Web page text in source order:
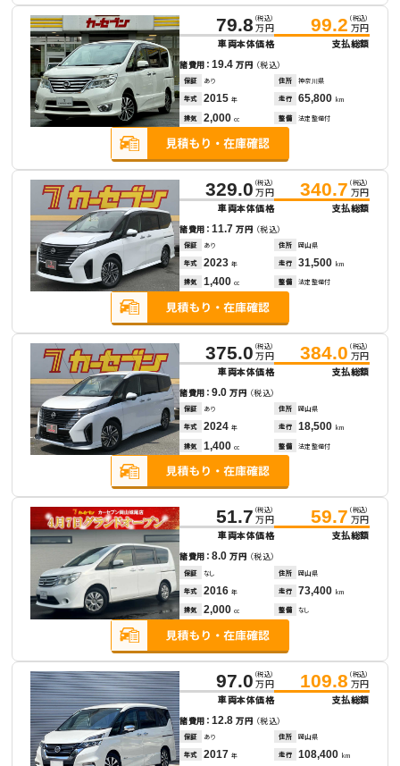
79.8 （税込）
万円
車両本体価格
99.2 （税込）
万円
支払総額
諸費用：19.4万円 （税込）
保証 あり 住所 神奈川県
年式 2015 年 走行 65,800 km
排気 2,000 cc 整備 法定整備付
329.0 （税込）
万円
車両本体価格
340.7 （税込）
万円
支払総額
諸費用：11.7万円 （税込）
保証 あり 住所 岡山県
年式 2023 年 走行 31,500 km
排気 1,400 cc 整備 法定整備付
375.0 （税込）
万円
車両本体価格
384.0 （税込）
万円
支払総額
諸費用：9.0万円 （税込）
保証 あり 住所 岡山県
年式 2024 年 走行 18,500 km
排気 1,400 cc 整備 法定整備付
51.7 （税込）
万円
車両本体価格
59.7 （税込）
万円
支払総額
諸費用：8.0万円 （税込）
保証 なし 住所 岡山県
年式 2016 年 走行 73,400 km
排気 2,000 cc 整備 なし
97.0 （税込）
万円
車両本体価格
109.8 （税込）
万円
支払総額
諸費用：12.8万円 （税込）
保証 あり 住所 岡山県
年式 2017 年 走行 108,400 km